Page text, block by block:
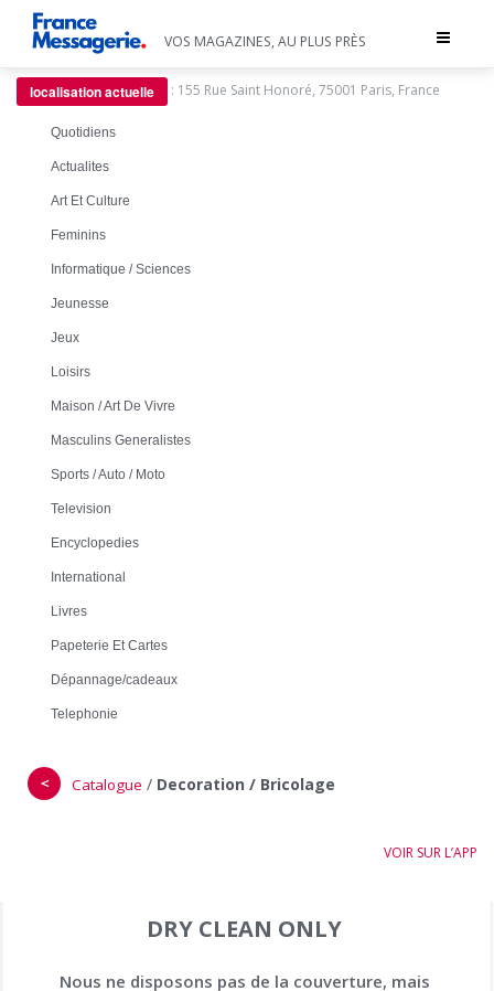
Toggle
VOS MAGAZINES, AU PLUS PRÈS
localisation actuelle : 155 Rue Saint Honoré, 75001 Paris, France
Quotidiens
Actualites
Art Et Culture
Feminins
Informatique / Sciences
Jeunesse
Jeux
Loisirs
Maison / Art De Vivre
Masculins Generalistes
Sports / Auto / Moto
Television
Encyclopedies
International
Livres
Papeterie Et Cartes
Dépannage/cadeaux
Telephonie
＜ Catalogue / Decoration / Bricolage
VOIR SUR L’APP
DRY CLEAN ONLY
Nous ne disposons pas de la couverture, mais